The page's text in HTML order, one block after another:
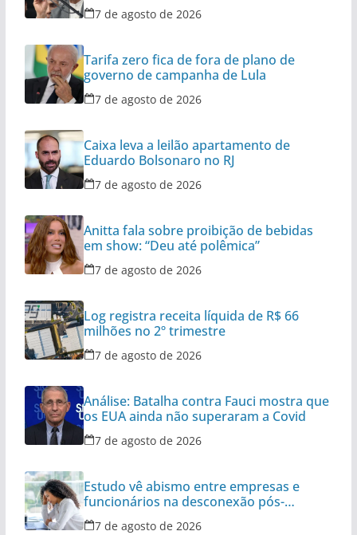
7 de agosto de 2026
Tarifa zero fica de fora de plano de
governo de campanha de Lula
7 de agosto de 2026
Caixa leva a leilão apartamento de
Eduardo Bolsonaro no RJ
7 de agosto de 2026
Anitta fala sobre proibição de bebidas
em show: “Deu até polêmica”
7 de agosto de 2026
Log registra receita líquida de R$ 66
milhões no 2º trimestre
7 de agosto de 2026
Análise: Batalha contra Fauci mostra que
os EUA ainda não superaram a Covid
7 de agosto de 2026
Estudo vê abismo entre empresas e
funcionários na desconexão pós-
expediente
7 de agosto de 2026